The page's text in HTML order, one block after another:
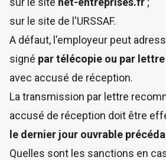
sur le site de l'URSSAF.
A défaut, l'employeur peut
signé par télécopie ou par
avec accusé de réception.
La transmission par lettre
accusé de réception doit être
le dernier jour ouvrable
Quelles sont les sanctions en